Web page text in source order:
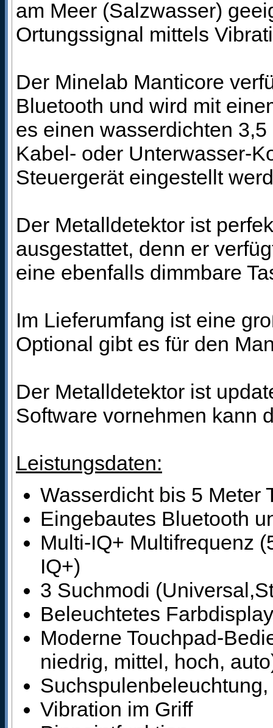
am Meer (Salzwasser)
Ortungssignal mittels
Der Minelab Manticore
Bluetooth und wird mit
es einen wasserdichten
Kabel- oder Unterwasser-
Steuergerät eingestellt
Der Metalldetektor ist
ausgestattet, denn er
eine ebenfalls dimmbare
Im Lieferumfang ist eine
Optional gibt es für den
Der Metalldetektor ist
Software vornehmen kann
Leistungsdaten:
Wasserdicht bis 5 Meter
Eingebautes Bluetooth
Multi-IQ+ Multifrequenz
IQ+)
3 Suchmodi
Beleuchtetes
Moderne Touchpad-
niedrig, mittel, hoch,
Vibration im Griff